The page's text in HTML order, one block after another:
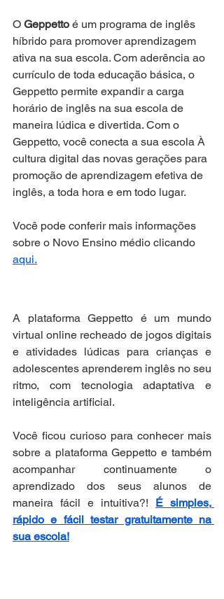
O Geppetto é um programa de inglês
híbrido para promover aprendizagem
ativa na sua escola. Com aderência ao
currículo de toda educação básica, o
Geppetto permite expandir a carga
horário de inglês na sua escola de
maneira lúdica e divertida. Com o
Geppetto, você conecta a sua escola À
cultura digital das novas gerações para
promoção de aprendizagem efetiva de
inglês, a toda hora e em todo lugar.
Você pode conferir mais informações
sobre o Novo Ensino médio clicando
aqui.
A plataforma Geppetto é um mundo
virtual online recheado de jogos digitais
e atividades lúdicas para crianças e
adolescentes aprenderem inglês no seu
ritmo, com tecnologia adaptativa e
inteligência artificial.
Você ficou curioso para conhecer mais
sobre a plataforma Geppetto e também
acompanhar continuamente o
aprendizado dos seus alunos de
maneira fácil e intuitiva?! É simples,
rápido e fácil testar gratuitamente na
sua escola!